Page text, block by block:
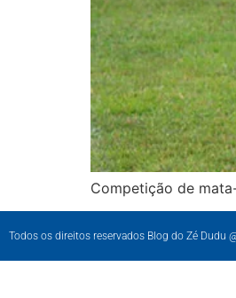
Competição de
Todos os direitos reservados Blog do Zé Dudu